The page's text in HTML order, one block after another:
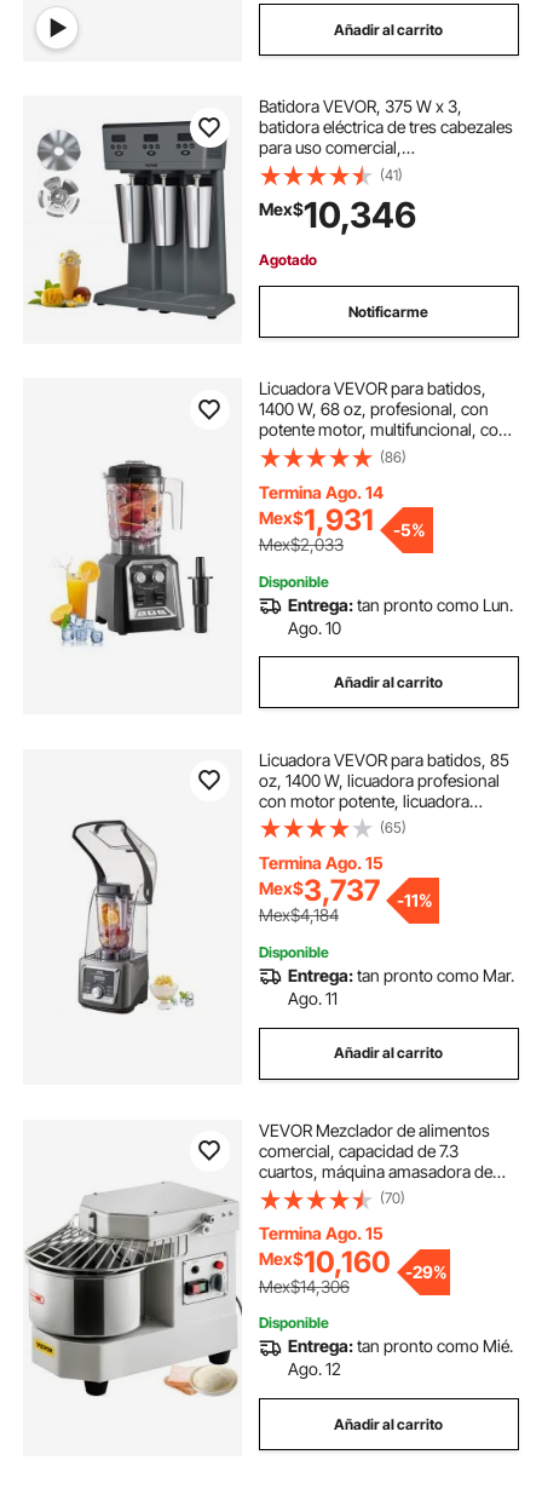
Añadir al carrito
Batidora VEVOR, 375 W x 3,
batidora eléctrica de tres cabezales
para uso comercial,
microinterruptor inteligente LED,
batidora de 3 velocidades con 3
vasos de acero inoxidable de 820
(41)
Mex$10,346
Agotado
Notificarme
Licuadora VEVOR para batidos,
1400 W, 68 oz, profesional, con
potente motor, multifuncional, con
recipiente para triturar batidos,
zumos y zumos, ideal para la
cocina.
(86)
Termina Ago. 14
Mex$1,931
Mex$2,033
-5%
Disponible
Entrega:tan pronto como Lun.
Ago. 10
Añadir al carrito
Licuadora VEVOR para batidos, 85
oz, 1400 W, licuadora profesional
con motor potente, licuadora
multifuncional para procesar
alimentos con cubierta antirruido
para batidos, zumos y leche, apta
para cocina.
(65)
Termina Ago. 15
Mex$3,737
Mex$4,184
-11%
Disponible
Entrega:tan pronto como Mar.
Ago. 11
Añadir al carrito
VEVOR Mezclador de alimentos
comercial, capacidad de 7.3
cuartos, máquina amasadora de
masa giratoria dual de 450 W con
tazón de acero inoxidable apto para
uso alimentario, escudo de
seguridad y temporizador
incluidos, equipo para hornear para
restaurante pizzería
(70)
Termina Ago. 15
Mex$10,160
Mex$14,306
-29%
Disponible
Entrega:tan pronto como Mié.
Ago. 12
Añadir al carrito